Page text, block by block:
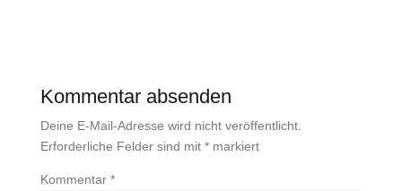
Kommentar absenden
Deine E-Mail-Adresse wird nicht veröffentlicht.
Erforderliche Felder sind mit *markiert
Kommentar *